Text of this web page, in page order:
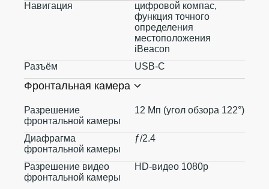
Навигация
цифровой компас,
функция точного
определения
местоположения
iBeacon
Разъём
USB‑C
Фронтальная камера
Разрешение
фронтальной камеры
12 Мп (угол обзора 122°)
Диафрагма
фронтальной камеры
ƒ/2.4
Разрешение видео
фронтальной камеры
HD-видео 1080p